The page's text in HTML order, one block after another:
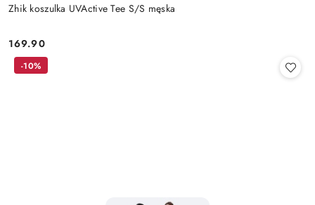
Zhik koszulka UVActive Tee S/S męska
Cena:
169.90
-10%